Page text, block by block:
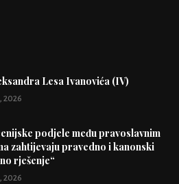
Lesa Ivanovića (IV)
2026
podjele među pravoslavnim
zahtijevaju pravedno i kanonski
rješenje“
2026